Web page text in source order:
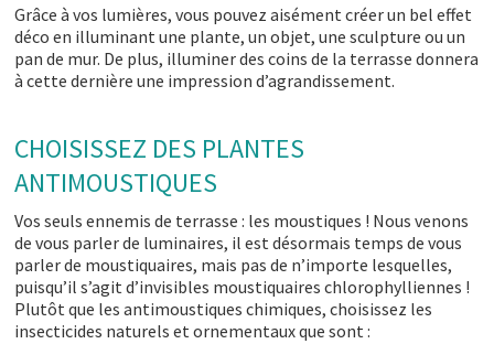
Grâce à vos lumières, vous pouvez aisément créer un bel effet
déco en illuminant une plante, un objet, une sculpture ou un
pan de mur. De plus, illuminer des coins de la terrasse donnera
à cette dernière une impression d’agrandissement.
CHOISISSEZ DES PLANTES
ANTIMOUSTIQUES
Vos seuls ennemis de terrasse : les moustiques ! Nous venons
de vous parler de luminaires, il est désormais temps de vous
parler de moustiquaires, mais pas de n’importe lesquelles,
puisqu’il s’agit d’invisibles moustiquaires chlorophylliennes !
Plutôt que les antimoustiques chimiques, choisissez les
insecticides naturels et ornementaux que sont :